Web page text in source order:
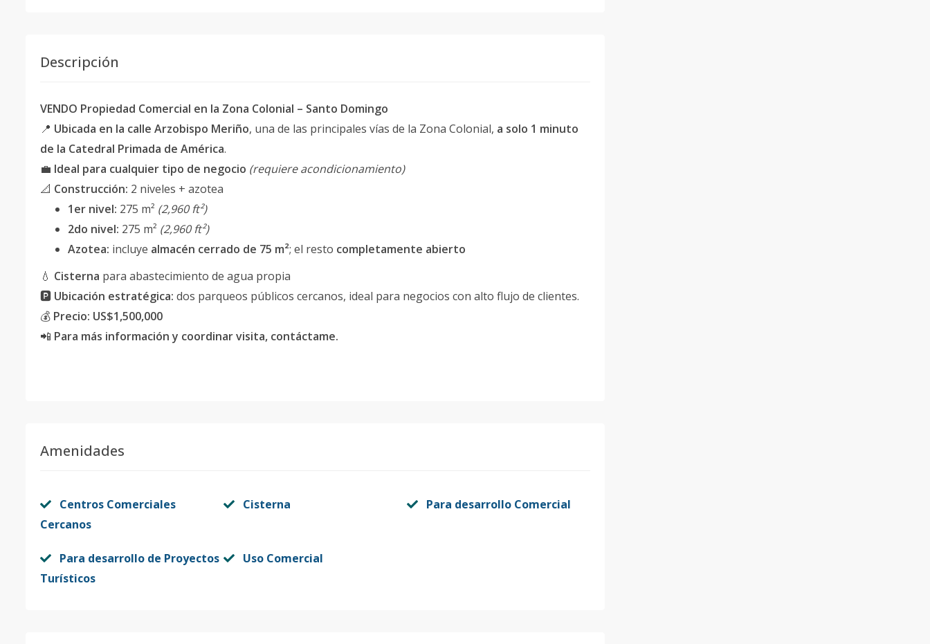
Descripción
VENDO Propiedad Comercial en la Zona Colonial – Santo Domingo
📍 Ubicada en la calle Arzobispo Meriño, una de las principales vías de la Zona Colonial, a solo 1 minuto
de la Catedral Primada de América.
💼 Ideal para cualquier tipo de negocio (requiere acondicionamiento)
📐 Construcción: 2 niveles + azotea
1er nivel: 275 m² (2,960 ft²)
2do nivel: 275 m² (2,960 ft²)
Azotea: incluye almacén cerrado de 75 m²; el resto completamente abierto
💧 Cisterna para abastecimiento de agua propia
🅿️ Ubicación estratégica: dos parqueos públicos cercanos, ideal para negocios con alto flujo de clientes.
💰 Precio: US$1,500,000
📲 Para más información y coordinar visita, contáctame.
Amenidades
Centros Comerciales
Cercanos
Cisterna Para desarrollo Comercial
Para desarrollo de Proyectos
Turísticos
Uso Comercial